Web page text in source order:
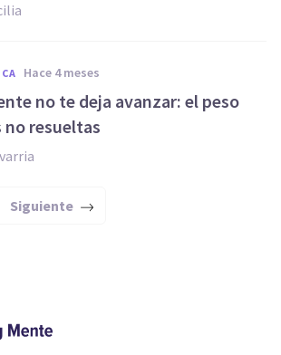
hace 4 meses
no te deja avanzar: el peso
no resueltas
Siguiente